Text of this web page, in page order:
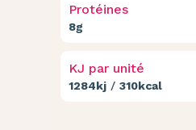
Protéines
8g
KJ par unité
1284kj / 310kcal